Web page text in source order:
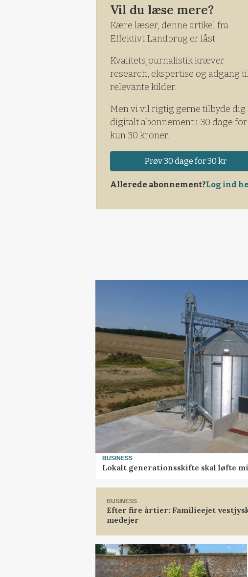
Vil du læse mere?
Kære læser, denne artikel fra
Effektivt Landbrug er låst.
Kvalitetsjournalistik kræver
research, ekspertise og adgang
relevante kilder.
Men vi vil rigtig gerne tilbyde dig
digitalt abonnement i 30 dage for
kun 30 kroner.
Prøv 30 dage for 30 kr
Allerede abonnement?Log ind
BUSINESS
Lokalt generationsskifte skal løfte
BUSINESS
Efter fire årtier: Familieejet
medejer